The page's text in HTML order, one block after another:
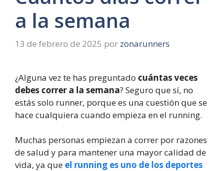
a la semana
13 de febrero de 2025 por zonarunners
¿Alguna vez te has preguntado cuántas veces
debes correr a la semana? Seguro que sí, no
estás solo runner, porque es una cuestión que se
hace cualquiera cuando empieza en el running.
Muchas personas empiezan a correr por razones
de salud y para mantener una mayor calidad de
vida, ya que el running es uno de los deportes